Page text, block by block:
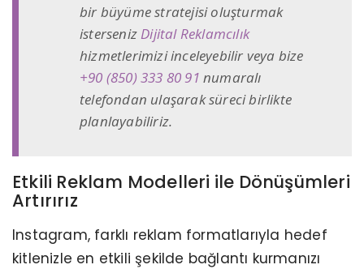
bir büyüme stratejisi oluşturmak
isterseniz Dijital Reklamcılık
hizmetlerimizi inceleyebilir veya bize
+90 (850) 333 80 91 numaralı
telefondan ulaşarak süreci birlikte
planlayabiliriz.
Etkili Reklam Modelleri ile Dönüşümleri
Artırırız
Instagram, farklı reklam formatlarıyla hedef
kitlenizle en etkili şekilde bağlantı kurmanızı